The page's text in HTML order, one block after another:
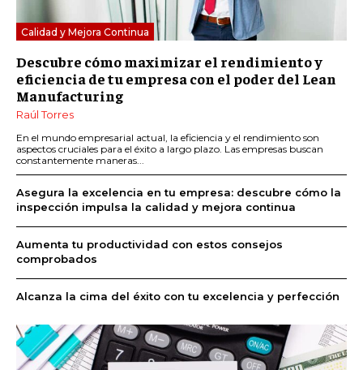
Calidad y Mejora Continua
Descubre cómo maximizar el rendimiento y
eficiencia de tu empresa con el poder del Lean
Manufacturing
Raúl Torres
En el mundo empresarial actual, la eficiencia y el rendimiento son
aspectos cruciales para el éxito a largo plazo. Las empresas buscan
constantemente maneras...
Asegura la excelencia en tu empresa: descubre cómo la
inspección impulsa la calidad y mejora continua
Aumenta tu productividad con estos consejos
comprobados
Alcanza la cima del éxito con tu excelencia y perfección